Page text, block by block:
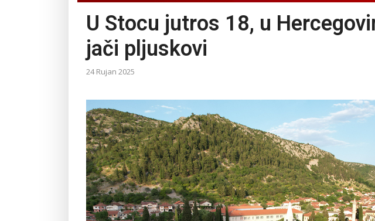
U Stocu jutros 18, u
jači pljuskovi
24 Rujan 2025